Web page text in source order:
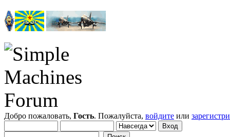
Добро пожаловать, Гость. Пожалуйста, войдите или